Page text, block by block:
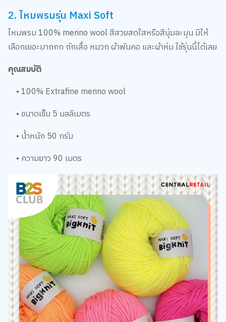
2. ไหมพรมรุ่น Maxi Soft
ไหมพรม 100% merino wool สีสวยสดใสหรือสีนุ่มละมุน มีให้
เลือกเยอะมากกก ถักเสื้อ หมวก ผ้าพันคอ และผ้าห่ม ใช้รุ่นนี้ได้เลย
คุณสมบัติ
• 100% Extrafine merino wool
• ขนาดเข็ม 5 มลลิเมตร
• น้ำหนัก 50 กรัม
• ความยาว 90 เมตร